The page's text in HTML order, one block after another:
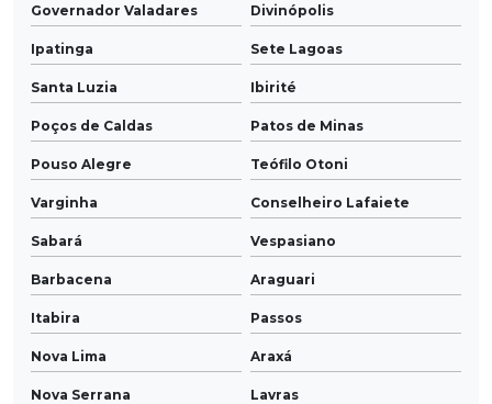
Governador Valadares Divinópolis
Ipatinga Sete Lagoas
Santa Luzia Ibirité
Poços de Caldas Patos de Minas
Pouso Alegre Teófilo Otoni
Varginha Conselheiro Lafaiete
Sabará Vespasiano
Barbacena Araguari
Itabira Passos
Nova Lima Araxá
Nova Serrana Lavras